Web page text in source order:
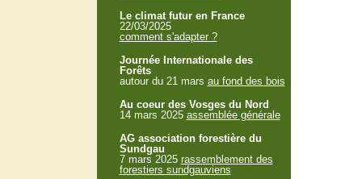
Le climat futur en France
22/03/2025
comment s'adapter ?
Journée Internationale des
Forêts
autour du 21 mars au fond des bois
Au coeur des Vosges du Nord
14 mars 2025 assemblée générale
AG association forestière du
Sundgau
7 mars 2025 rassemblement des
forestiers sundgauviens